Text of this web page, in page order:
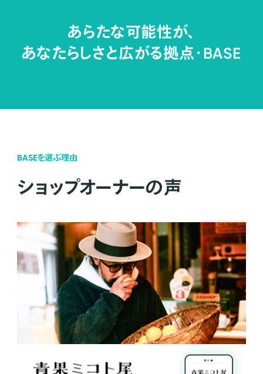
あらたな可能性が、
あなたらしさと広がる拠点・BASE
BASEを選ぶ理由
ショップオーナーの声